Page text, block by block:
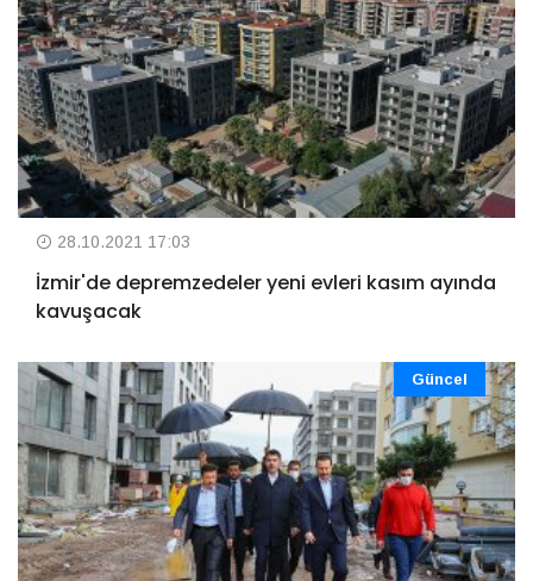
28.10.2021 17:03
İzmir'de depremzedeler yeni evleri kasım ayında
kavuşacak
Güncel